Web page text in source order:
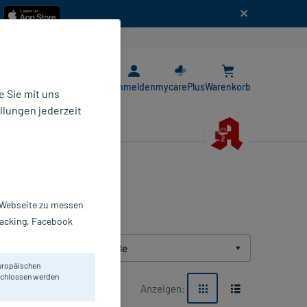
AnmeldenmycarePlusWarenkorb
Packungsgröße
Anzeigen:
Sie mit uns
jederzeit
zu messen
Facebook
werden